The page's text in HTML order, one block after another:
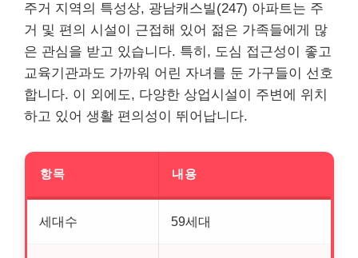
주거 지역의 특성상, 광남캐스빌(247) 아파트는 주
거 및 편의 시설이 근접해 있어 젊은 가족들에게 많
은 관심을 받고 있습니다. 특히, 도심 접근성이 좋고
교육기관과도 가까워 어린 자녀를 둔 가구들이 선호
합니다. 이 외에도, 다양한 상업시설이 주변에 위치
하고 있어 생활 편의성이 뛰어납니다.
항목 내용
세대수 59세대